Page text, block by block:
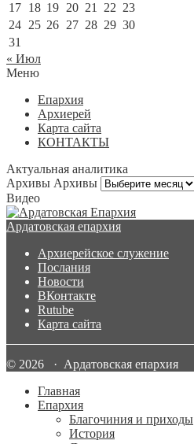
17 18 19 20 21 22 23
24 25 26 27 28 29 30
31
« Июл
Меню
Епархия
Архиерей
Карта сайта
КОНТАКТЫ
Актуальная аналитика
Архивы Архивы
Видео
Ардатовская епархия
Архиерейское служение
Послания
Новости
ВКонтакте
Rutube
Карта сайта
© 2026 · Ардатовская епархия
Главная
Епархия
Благочиния и приходы
История